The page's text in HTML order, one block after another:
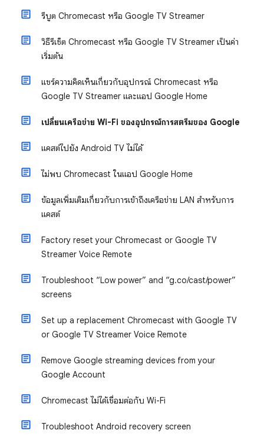
รีบูต Chromecast หรือ Google TV Streamer
วิธีรีเซ็ต Chromecast หรือ Google TV Streamer เป็นค่า
เริ่มต้น
แชร์ความคิดเห็นเกี่ยวกับอุปกรณ์ Chromecast หรือ
Google TV Streamer และแอป Google Home
เปลี่ยนเครือข่าย Wi-Fi ของอุปกรณ์การสตรีมของ Google
แคสต์ไปยัง Android TV ไม่ได้
ไม่พบ Chromecast ในแอป Google Home
ข้อมูลเพิ่มเติมเกี่ยวกับการเข้าถึงเครือข่าย LAN สําหรับการ
แคสต์
Factory reset your Chromecast or Google TV
Streamer Voice Remote
Troubleshoot “Low power” and “g.co/cast/power”
screens
Set up a replacement Chromecast with Google TV
or Google TV Streamer Voice Remote
Remove Google streaming devices from your
Google Account
Chromecast ไม่ได้เชื่อมต่อกับ Wi-Fi
Troubleshoot Android recovery screen